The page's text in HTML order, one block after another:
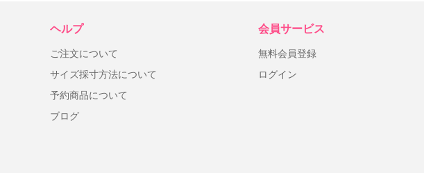
ヘルプ
ご注文について
サイズ採寸方法について
予約商品について
ブログ
会員サービス
無料会員登録
ログイン